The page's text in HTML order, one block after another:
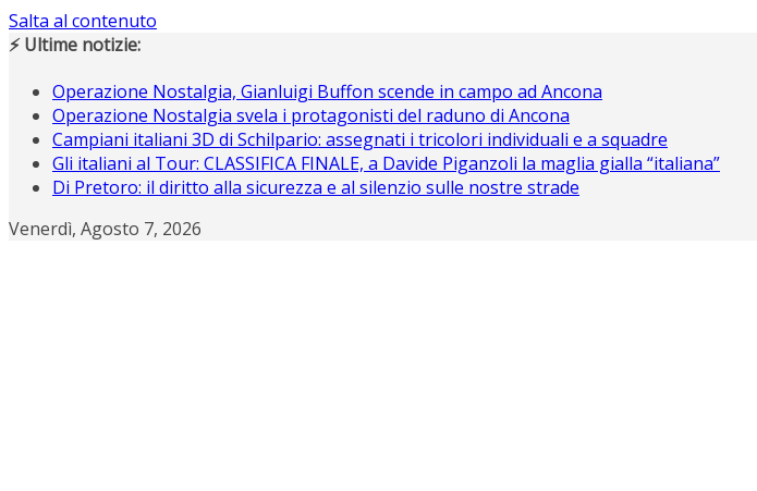
Salta al contenuto
⚡ Ultime notizie:
Operazione Nostalgia, Gianluigi Buffon scende in campo ad Ancona
Operazione Nostalgia svela i protagonisti del raduno di Ancona
Campiani italiani 3D di Schilpario: assegnati i tricolori individuali e a squadre
Gli italiani al Tour: CLASSIFICA FINALE, a Davide Piganzoli la maglia gialla “italiana”
Di Pretoro: il diritto alla sicurezza e al silenzio sulle nostre strade
Venerdì, Agosto 7, 2026